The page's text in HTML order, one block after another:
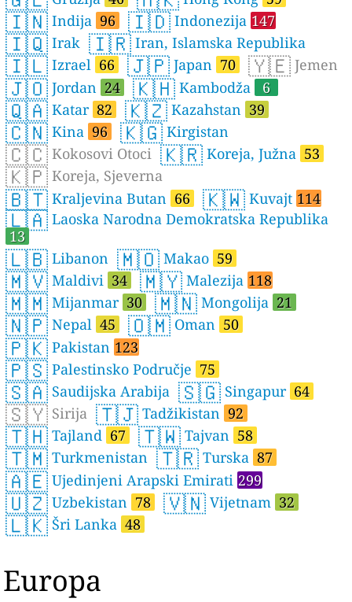
🇮🇳 Indija 96 🇮🇩 Indonezija 147
🇮🇶 Irak 🇮🇷 Iran, Islamska Republika
🇮🇱 Izrael 66 🇯🇵 Japan 70 🇾🇪 Jemen
🇯🇴 Jordan 24 🇰🇭 Kambodža 6
🇶🇦 Katar 82 🇰🇿 Kazahstan 39
🇨🇳 Kina 96 🇰🇬 Kirgistan
🇨🇨 Kokosovi Otoci 🇰🇷 Koreja, Južna 53
🇰🇵 Koreja, Sjeverna
🇧🇹 Kraljevina Butan 66 🇰🇼 Kuvajt 114
🇱🇦 Laoska Narodna Demokratska Republika
13
🇱🇧 Libanon 🇲🇴 Makao 59
🇲🇻 Maldivi 34 🇲🇾 Malezija 118
🇲🇲 Mijanmar 30 🇲🇳 Mongolija 21
🇳🇵 Nepal 45 🇴🇲 Oman 50
🇵🇰 Pakistan 123
🇵🇸 Palestinsko Područje 75
🇸🇦 Saudijska Arabija 🇸🇬 Singapur 64
🇸🇾 Sirija 🇹🇯 Tadžikistan 92
🇹🇭 Tajland 67 🇹🇼 Tajvan 58
🇹🇲 Turkmenistan 🇹🇷 Turska 87
🇦🇪 Ujedinjeni Arapski Emirati 299
🇺🇿 Uzbekistan 78 🇻🇳 Vijetnam 32
🇱🇰 Šri Lanka 48
Europa